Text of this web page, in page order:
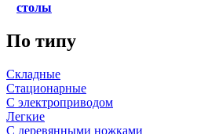
столы
По типу
Складные
Стационарные
С электроприводом
Легкие
С деревянными ножками